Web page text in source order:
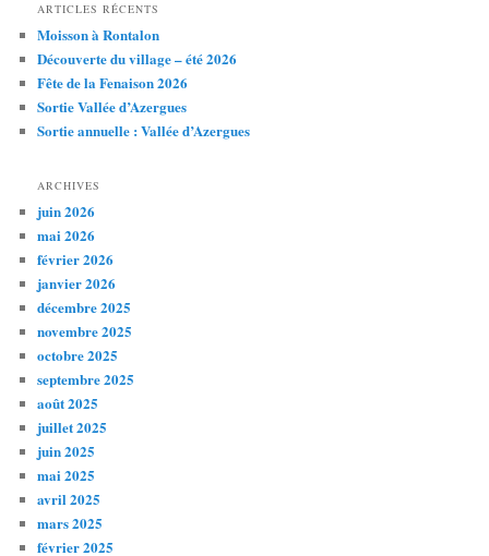
ARTICLES RÉCENTS
Moisson à Rontalon
Découverte du village – été 2026
Fête de la Fenaison 2026
Sortie Vallée d’Azergues
Sortie annuelle : Vallée d’Azergues
ARCHIVES
juin 2026
mai 2026
février 2026
janvier 2026
décembre 2025
novembre 2025
octobre 2025
septembre 2025
août 2025
juillet 2025
juin 2025
mai 2025
avril 2025
mars 2025
février 2025